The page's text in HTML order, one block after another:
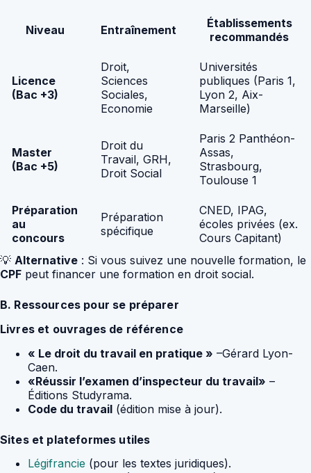
Niveau Entraînement
Établissements
recommandés
Licence
(Bac +3)
Droit,
Sciences
Sociales,
Economie
Universités
publiques (Paris 1,
Lyon 2, Aix-
Marseille)
Master
(Bac +5)
Droit du
Travail, GRH,
Droit Social
Paris 2 Panthéon-
Assas,
Strasbourg,
Toulouse 1
Préparation
au
concours
Préparation
spécifique
CNED, IPAG,
écoles privées (ex.
Cours Capitant)
💡 Alternative : Si vous suivez une nouvelle formation, le
CPF peut financer une formation en droit social.
B. Ressources pour se préparer
Livres et ouvrages de référence
« Le droit du travail en pratique » –Gérard Lyon-
Caen.
«Réussir l’examen d’inspecteur du travail» –
Éditions Studyrama.
Code du travail (édition mise à jour).
Sites et plateformes utiles
Légifrancie (pour les textes juridiques).